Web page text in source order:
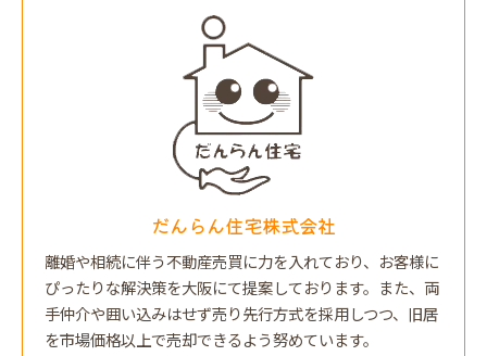
だんらん住宅株式会社
離婚や相続に伴う不動産売買に力を入れており、お客様に
ぴったりな解決策を大阪にて提案しております。また、両
手仲介や囲い込みはせず売り先行方式を採用しつつ、旧居
を市場価格以上で売却できるよう努めています。